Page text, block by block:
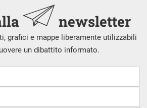
newsletter
grafici e mappe liberamente utilizzabili
un dibattito informato.